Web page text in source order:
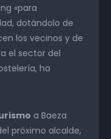
«para
dotándolo de
los vecinos y de
el sector del
ha
a Baeza
próximo alcalde,